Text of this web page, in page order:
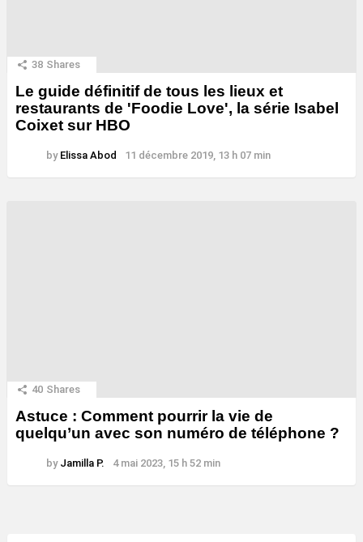
38 Shares
Le guide définitif de tous les lieux et
restaurants de 'Foodie Love', la série Isabel
Coixet sur HBO
by Elissa Abod 11 décembre 2019, 13 h 07 min
40 Shares
Astuce : Comment pourrir la vie de
quelqu’un avec son numéro de téléphone ?
by Jamilla P. 4 mai 2023, 15 h 52 min